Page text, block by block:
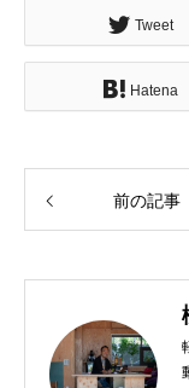
Tweet
Hatena
前の記事